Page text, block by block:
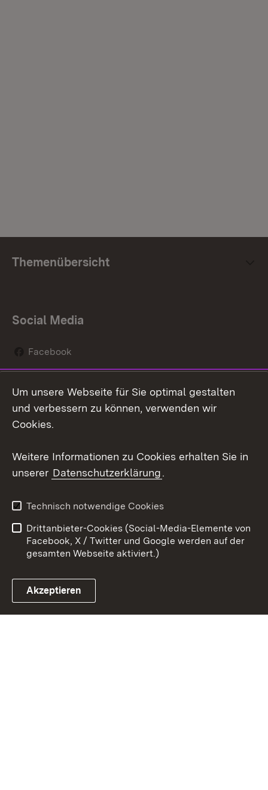
Themenübersicht
Social Media
Facebook
Social Wall
Youtube
Link zum Landesportal
Kontakt
Datenschutz
Barrierefreiheit
Impressum Cookies
Um unsere Webseite für Sie optimal gestalten
und verbessern zu können, verwenden wir
Cookies.
Weitere Informationen zu Cookies erhalten Sie in
unserer Datenschutzerklärung.
Technisch notwendige Cookies
Drittanbieter-Cookies (Social-Media-Elemente von
Facebook, X / Twitter und Google werden auf der
gesamten Webseite aktiviert.)
Akzeptieren